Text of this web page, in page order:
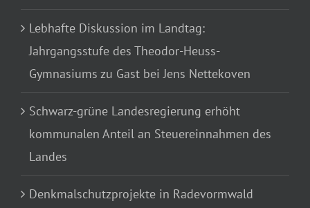
Lebhafte Diskussion im Landtag:
Jahrgangsstufe des Theodor-Heuss-
Gymnasiums zu Gast bei Jens Nettekoven
Schwarz-grüne Landesregierung erhöht
kommunalen Anteil an Steuereinnahmen des
Landes
Denkmalschutzprojekte in Radevormwald